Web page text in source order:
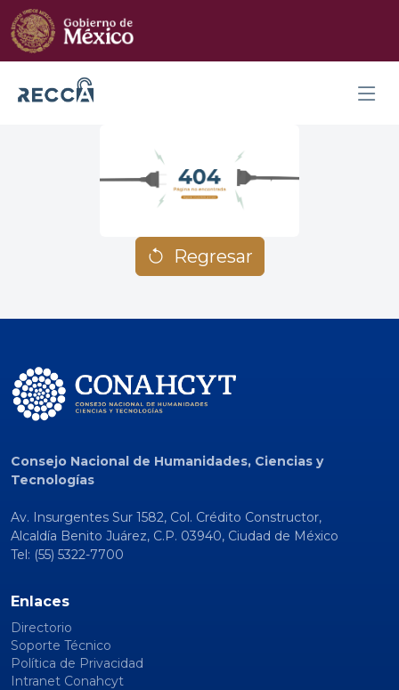
Regresar
Consejo Nacional de Humanidades, Ciencias y
Tecnologías
Av. Insurgentes Sur 1582, Col. Crédito Constructor,
Alcaldía Benito Juárez, C.P. 03940, Ciudad de México
Tel: (55) 5322-7700
Enlaces
Directorio
Soporte Técnico
Política de Privacidad
Intranet Conahcyt